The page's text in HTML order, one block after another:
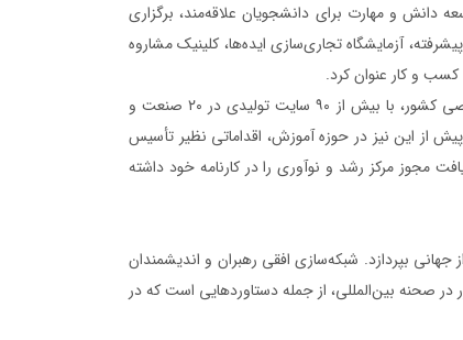
دانش و مهارت برای دانشجویان علاقه‌مند، برگزاری
آزمایشگاه تجاری‌سازی ایده‌ها، کلینیک مشاروه
کسب و کار عنوان کرد.
شایان ذکر است گروه گلرنگ با بیش از نیم قرن تجربه به‌عنوان یکی از پیشگامان بخش خصوصی کشور، با بیش از ۹۰ سایت تولیدی در ۲۰ صنعت و
خود پیش از این نیز در حوزه آموزش، اقداماتی نظیر تأسیس
مجوز مرکز رشد و نوآوری را در کارنامه خود داشته
جهانی بپردازد. شبکه‌سازی افقی رهبران و اندیشمندان
صحنه بین‌المللی، از جمله دستاوردهایی است که در